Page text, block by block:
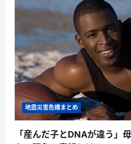
地震災害危機まとめ
「産んだ子とDNAが違う」